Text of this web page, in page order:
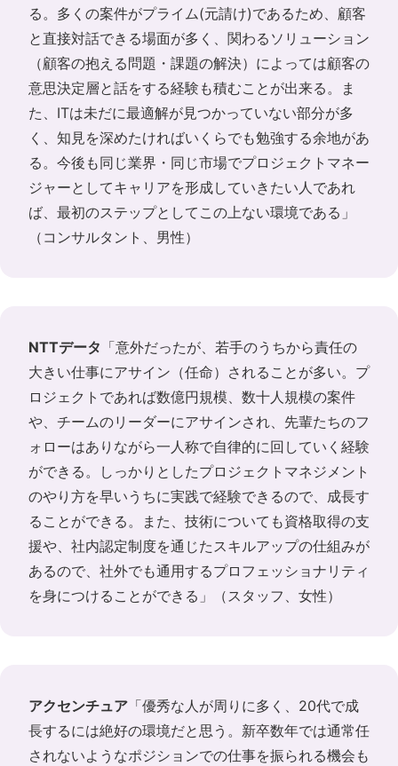
る。多くの案件がプライム(元請け)であるため、顧客
と直接対話できる場面が多く、関わるソリューション
（顧客の抱える問題・課題の解決）によっては顧客の
意思決定層と話をする経験も積むことが出来る。ま
た、ITは未だに最適解が見つかっていない部分が多
く、知見を深めたければいくらでも勉強する余地があ
る。今後も同じ業界・同じ市場でプロジェクトマネー
ジャーとしてキャリアを形成していきたい人であれ
ば、最初のステップとしてこの上ない環境である」
（コンサルタント、男性）
NTTデータ 「意外だったが、若手のうちから責任の
大きい仕事にアサイン（任命）されることが多い。プ
ロジェクトであれば数億円規模、数十人規模の案件
や、チームのリーダーにアサインされ、先輩たちのフ
ォローはありながら一人称で自律的に回していく経験
ができる。しっかりとしたプロジェクトマネジメント
のやり方を早いうちに実践で経験できるので、成長す
ることができる。また、技術についても資格取得の支
援や、社内認定制度を通じたスキルアップの仕組みが
あるので、社外でも通用するプロフェッショナリティ
を身につけることができる」（スタッフ、女性）
アクセンチュア 「優秀な人が周りに多く、20代で成
長するには絶好の環境だと思う。新卒数年では通常任
されないようなポジションでの仕事を振られる機会も